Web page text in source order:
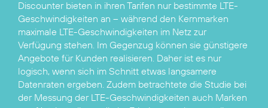
Discounter bieten in ihren Tarifen nur bestimmte LTE-
Geschwindigkeiten an – während den Kernmarken
maximale LTE-Geschwindigkeiten im Netz zur
Verfügung stehen. Im Gegenzug können sie günstigere
Angebote für Kunden realisieren. Daher ist es nur
logisch, wenn sich im Schnitt etwas langsamere
Datenraten ergeben. Zudem betrachtete die Studie bei
der Messung der LTE-Geschwindigkeiten auch Marken